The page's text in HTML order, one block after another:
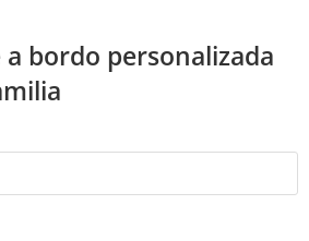
a bordo personalizada